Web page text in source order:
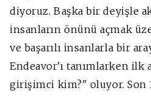
diyoruz. Başka bir deyişle
insanların önünü açmak
ve başarılı insanlarla bir
Endeavor'ı tanımlarken ilk
girişimci kim?" oluyor. Son